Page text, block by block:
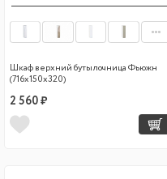
Шкаф верхний бутылочница Фьюжн
(716х150х320)
2 560 ₽